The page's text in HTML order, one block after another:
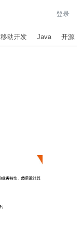
登录
移动开发 Java 开源